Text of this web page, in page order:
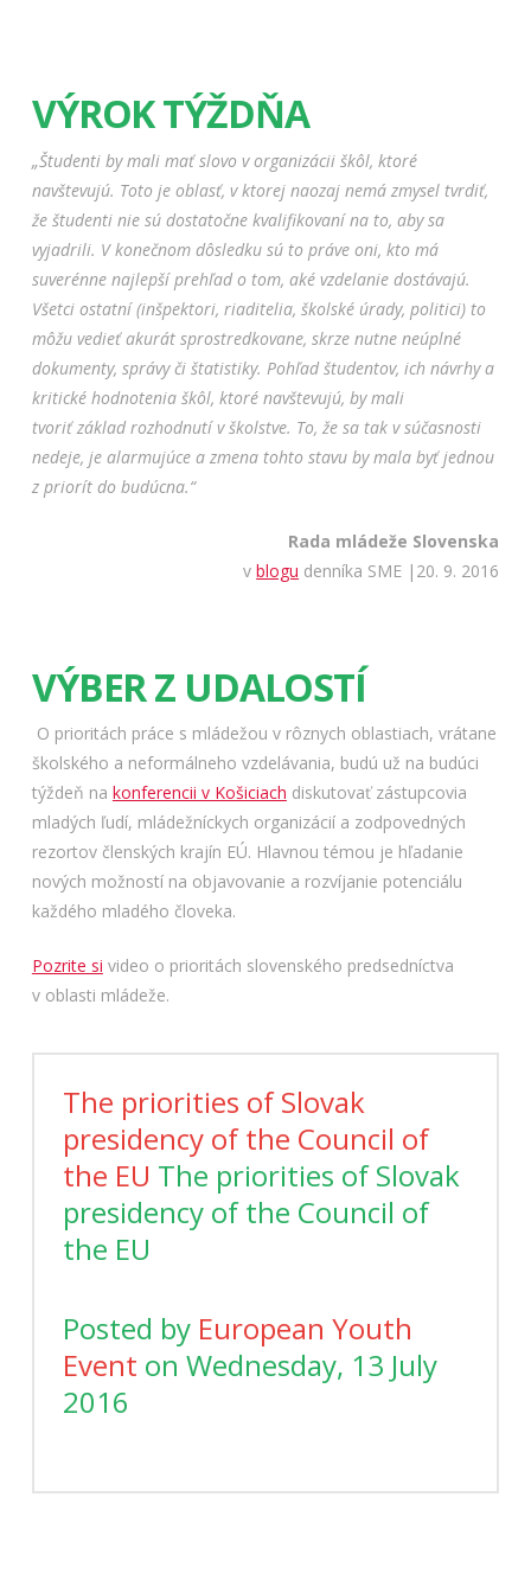
VÝROK TÝŽDŇA
„Študenti by mali mať slovo v organizácii škôl, ktoré
navštevujú. Toto je oblasť, v ktorej naozaj nemá zmysel tvrdiť,
že študenti nie sú dostatočne kvalifikovaní na to, aby sa
vyjadrili. V konečnom dôsledku sú to práve oni, kto má
suverénne najlepší prehľad o tom, aké vzdelanie dostávajú.
Všetci ostatní (inšpektori, riaditelia, školské úrady, politici) to
môžu vedieť akurát sprostredkovane, skrze nutne neúplné
dokumenty, správy či štatistiky. Pohľad študentov, ich návrhy a
kritické hodnotenia škôl, ktoré navštevujú, by mali
tvoriť základ rozhodnutí v školstve. To, že sa tak v súčasnosti
nedeje, je alarmujúce a zmena tohto stavu by mala byť jednou
z priorít do budúcna.“
Rada mládeže Slovenska
vblogu denníka SME |20. 9. 2016
VÝBER Z UDALOSTÍ
O prioritách práce s mládežou v rôznych oblastiach, vrátane
školského a neformálneho vzdelávania, budú už na budúci
týždeň na konferencii v Košiciach diskutovať zástupcovia
mladých ľudí, mládežníckych organizácií a zodpovedných
rezortov členských krajín EÚ. Hlavnou témou je hľadanie
nových možností na objavovanie a rozvíjanie potenciálu
každého mladého človeka.
Pozrite si video o prioritách slovenského predsedníctva
v oblasti mládeže.
The priorities of Slovak
presidency of the Council of
the EU The priorities of Slovak
presidency of the Council of
the EU
Posted by European Youth
Event on Wednesday, 13 July
2016